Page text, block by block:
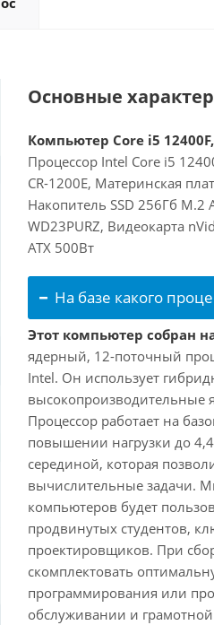
Основные
Компьютер Core i5 12400F,
Процессор Intel Core i5
CR-1200E, Материнская
Накопитель SSD 256Гб M.2
WD23PURZ, Видеокарта
ATX 500Вт
На базе какого
Этот компьютер собран
ядерный, 12-поточный
Intel. Он использует
высокопроизводительные
Процессор работает на
повышении нагрузки до
серединой, которая
вычислительные задачи.
компьютеров будет
продвинутых студентов,
проектировщиков. При
скомплектовать
программирования или
обслуживании и